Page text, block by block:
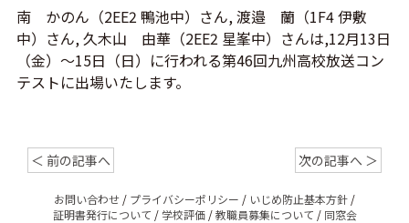
南 かのん（2EE2 鴨池中）さん, 渡邉 蘭（1F4 伊敷
中）さん, 久木山 由華（2EE2 星峯中）さんは,12月13日
（金）～15日（日）に行われる第46回九州高校放送コン
テストに出場いたします。
＜ 前の記事へ 次の記事へ ＞
お問い合わせ / プライバシーポリシー / いじめ防止基本方針 /
証明書発行について / 学校評価/教職員募集について / 同窓会